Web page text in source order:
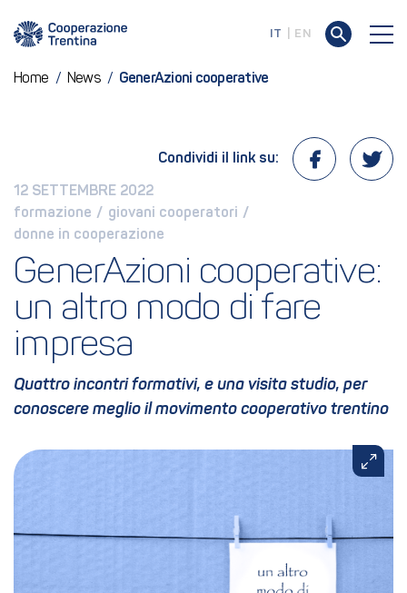
IT EN
Home / News / GenerAzioni cooperative
12 SETTEMBRE 2022
formazione / giovani cooperatori /
donne in cooperazione
Condividi il link su:
GenerAzioni cooperative:
un altro modo di fare
impresa
Quattro incontri formativi, e una visita studio, per
conoscere meglio il movimento cooperativo trentino